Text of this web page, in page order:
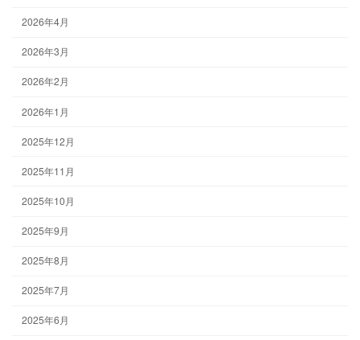
2026年4月
2026年3月
2026年2月
2026年1月
2025年12月
2025年11月
2025年10月
2025年9月
2025年8月
2025年7月
2025年6月